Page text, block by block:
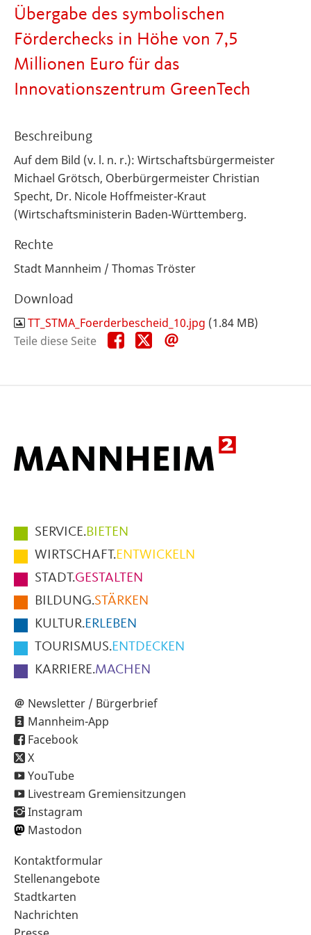
Übergabe des symbolischen
Förderchecks in Höhe von 7,5
Millionen Euro für das
Innovationszentrum GreenTech
Beschreibung
Auf dem Bild (v. l. n. r.): Wirtschaftsbürgermeister
Michael Grötsch, Oberbürgermeister Christian
Specht, Dr. Nicole Hoffmeister-Kraut
(Wirtschaftsministerin Baden-Württemberg.
Rechte
Stadt Mannheim / Thomas Tröster
Download
TT_STMA_Foerderbescheid_10.jpg (1.84 MB)
Teile diese Seite
Teile
diese
Teile
diese
Hauptmenüpunkte
im
Fußbereich
der
Seite
SERVICE.BIETEN
WIRTSCHAFT.ENTWICKELN
STADT.GESTALTEN
BILDUNG.STÄRKEN
KULTUR.ERLEBEN
TOURISMUS.ENTDECKEN
KARRIERE.MACHEN
Newsletter / Bürgerbrief
Mannheim-App
Facebook
X
YouTube
Livestream Gremiensitzungen
Instagram
Mastodon
Sekundärnavigation
im
Fußbereich
Kontaktformular
Stellenangebote
Stadtkarten
Nachrichten